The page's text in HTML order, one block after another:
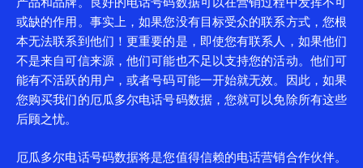
或缺的作用。事实上，如果您没有目标受众的联系方式，您根
本无法联系到他们！更重要的是，即使您有联系人，如果他们
不是来自可信来源，他们可能也不足以支持您的活动。他们可
能有不活跃的用户，或者号码可能一开始就无效。因此，如果
您购买我们的厄瓜多尔电话号码数据，您就可以免除所有这些
后顾之忧。
厄瓜多尔电话号码数据将是您值得信赖的电话营销合作伙伴。